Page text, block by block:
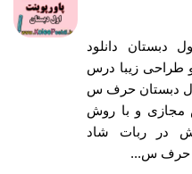
دبستان دانلود
طراحی زیبا درس
دبستان حرف س
مجازی و با روش
در ربات شاد
حرف س...